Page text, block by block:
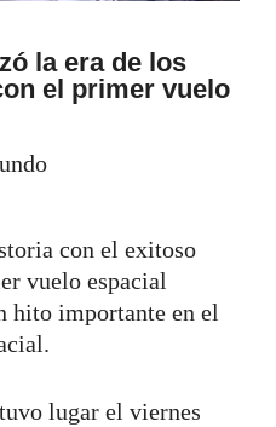
la era de los
el primer vuelo
con el exitoso
vuelo espacial
hito importante en el
lugar el viernes